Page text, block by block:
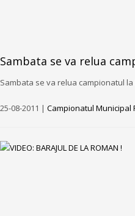
Sambata se va relua
Sambata se va relua campionatul la
25-08-2011 | Campionatul Municipal